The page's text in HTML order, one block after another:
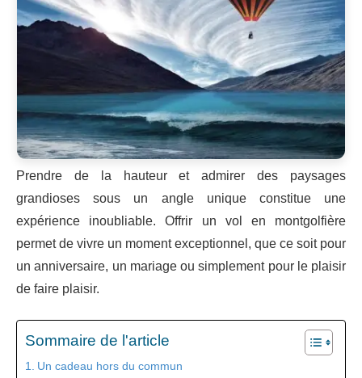
Prendre de la hauteur et admirer des paysages
grandioses sous un angle unique constitue une
expérience inoubliable. Offrir un vol en montgolfière
permet de vivre un moment exceptionnel, que ce soit pour
un anniversaire, un mariage ou simplement pour le plaisir
de faire plaisir.
Sommaire de l'article
Un cadeau hors du commun